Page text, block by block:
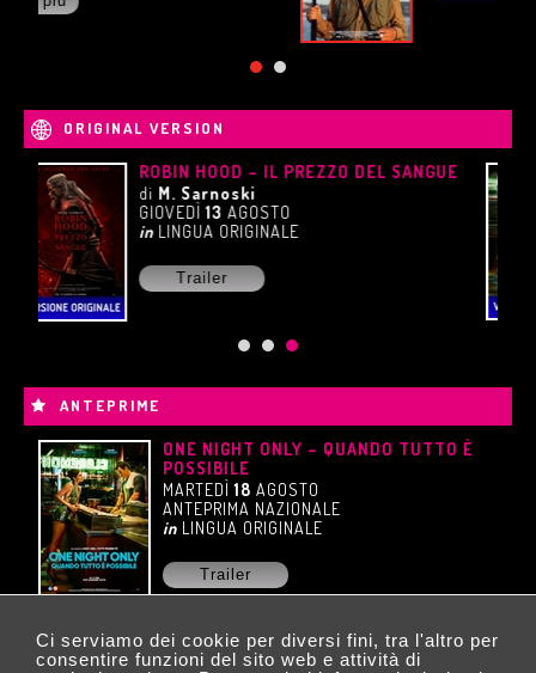
Ci serviamo dei cookie per diversi fini, tra l'altro per
consentire funzioni del sito web e attività di
ORIGINAL VERSION
ONE NIGHT ONLY – QUANDO TUTTO È
POSSIBILE
diW. Gluck
MARTEDÌ18AGOSTO
Trailer
ANTEPRIME
ONE NIGHT ONLY – QUANDO TUTTO È
POSSIBILE
MARTEDÌ18 AGOSTO
ANTEPRIMA NAZIONALE
in LINGUA ORIGINALE
Trailer